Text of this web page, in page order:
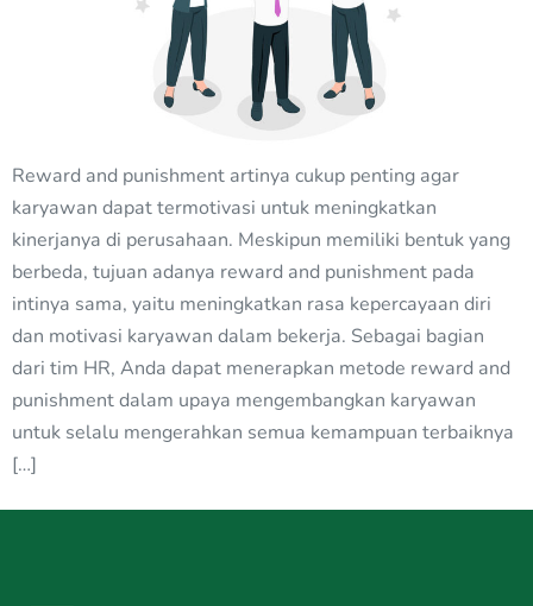
Reward and punishment artinya cukup penting agar
karyawan dapat termotivasi untuk meningkatkan
kinerjanya di perusahaan. Meskipun memiliki bentuk yang
berbeda, tujuan adanya reward and punishment pada
intinya sama, yaitu meningkatkan rasa kepercayaan diri
dan motivasi karyawan dalam bekerja. Sebagai bagian
dari tim HR, Anda dapat menerapkan metode reward and
punishment dalam upaya mengembangkan karyawan
untuk selalu mengerahkan semua kemampuan terbaiknya
[…]